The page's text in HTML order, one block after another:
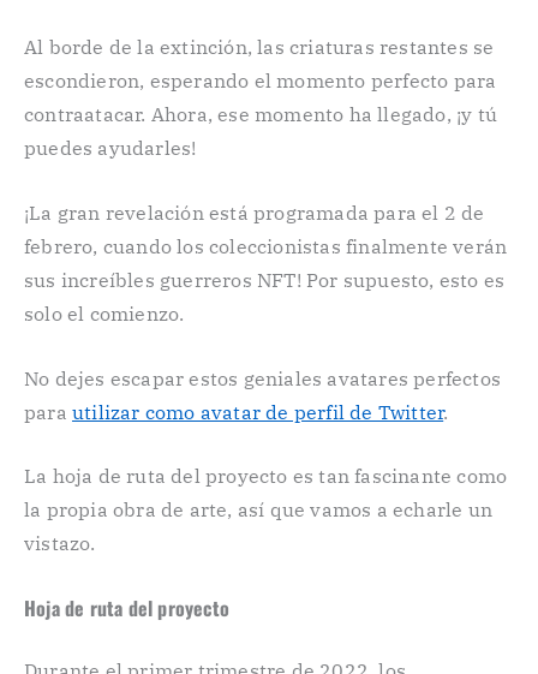
Al borde de la extinción, las criaturas restantes se
escondieron, esperando el momento perfecto para
contraatacar. Ahora, ese momento ha llegado, ¡y tú
puedes ayudarles!
¡La gran revelación está programada para el 2 de
febrero, cuando los coleccionistas finalmente verán
sus increíbles guerreros NFT! Por supuesto, esto es
solo el comienzo.
No dejes escapar estos geniales avatares perfectos
para utilizar como avatar de perfil de Twitter.
La hoja de ruta del proyecto es tan fascinante como
la propia obra de arte, así que vamos a echarle un
vistazo.
Hoja de ruta del proyecto